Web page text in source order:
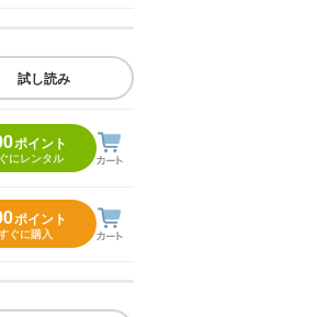
試し読み
ポイント
にレンタル
ポイント
ぐに購入